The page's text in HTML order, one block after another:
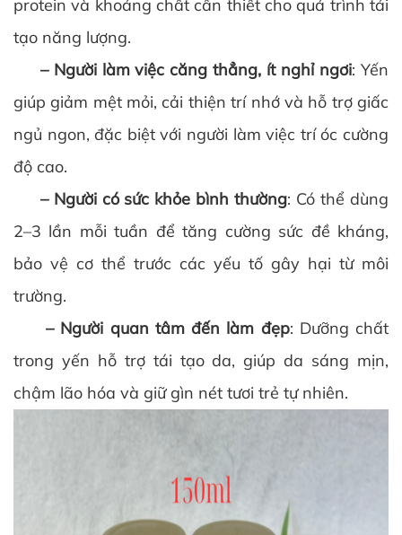
protein và khoáng chất cần thiết cho quá trình tái
tạo năng lượng.
– Người làm việc căng thẳng, ít nghỉ ngơi: Yến
giúp giảm mệt mỏi, cải thiện trí nhớ và hỗ trợ giấc
ngủ ngon, đặc biệt với người làm việc trí óc cường
độ cao.
– Người có sức khỏe bình thường: Có thể dùng
2–3 lần mỗi tuần để tăng cường sức đề kháng,
bảo vệ cơ thể trước các yếu tố gây hại từ môi
trường.
– Người quan tâm đến làm đẹp: Dưỡng chất
trong yến hỗ trợ tái tạo da, giúp da sáng mịn,
chậm lão hóa và giữ gìn nét tươi trẻ tự nhiên.